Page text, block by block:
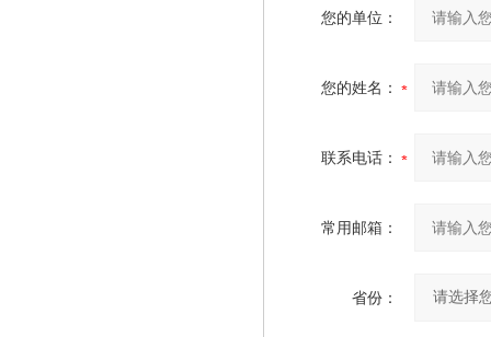
您的单位：
您的姓名：
联系电话：
常用邮箱：
省份：